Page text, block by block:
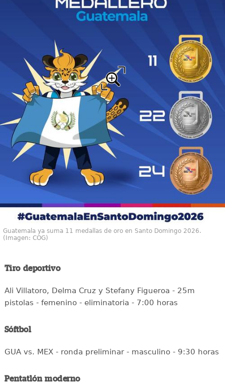
Guatemala ya suma 11 medallas de oro en Santo Domingo 2026.
(Imagen: COG)
Tiro deportivo
Ali Villatoro, Delma Cruz y Stefany Figueroa - 25m
pistolas - femenino - eliminatoria - 7:00 horas
Sóftbol
GUA vs. MEX - ronda preliminar - masculino - 9:30 horas
Pentatlón moderno